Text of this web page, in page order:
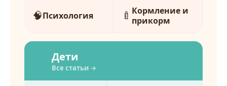
🧠Психология 🍼 Кормление и
прикорм
Дети
Все статьи →